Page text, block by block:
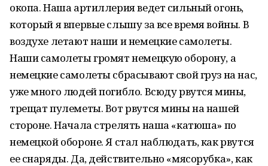
окопа. Наша артиллерия ведет сильный огонь,
который я впервые слышу за все время войны. В
воздухе летают наши и немецкие самолеты.
Наши самолеты громят немецкую оборону, а
немецкие самолеты сбрасывают свой груз на нас,
уже много людей погибло. Всюду рвутся мины,
трещат пулеметы. Вот рвутся мины на нашей
стороне. Начала стрелять наша «катюша» по
немецкой обороне. Я стал наблюдать, как рвутся
ее снаряды. Да, действительно «мясорубка», как